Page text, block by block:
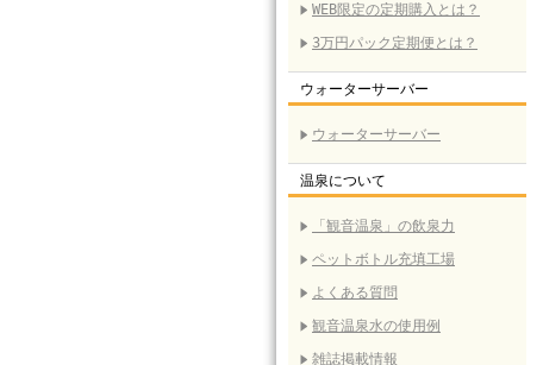
WEB限定の定期購入とは？
3万円パック定期便とは？
ウォーターサーバー
ウォーターサーバー
温泉について
「観音温泉」の飲泉力
ペットボトル充填工場
よくある質問
観音温泉水の使用例
雑誌掲載情報